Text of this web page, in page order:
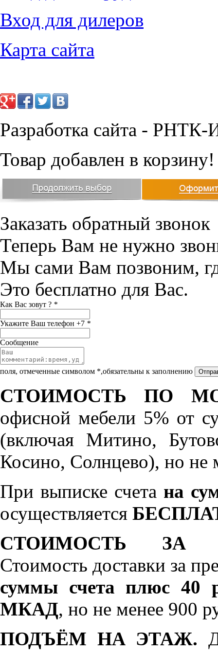
36302руб.
Вход для дилеров
Карта сайта
Разработка сайта - РНТК-
Товар добавлен в корзину!
Заказать обратный звонок
Теперь Вам не нужно
Мы сами Вам позвоним,
Это бесплатно для Вас.
Как Вас зовут ? *
Укажите Ваш телефон +7 *
Сообщение
поля, отмеченные символом *,обязательны к заполнению
СТОИМОСТЬ ПО
офисной мебели 5% от
(включая Митино,
Косино, Солнцево), но не
При выписке счета на
осуществляется
СТОИМОСТЬ ЗА
Стоимость доставки за
суммы счета плюс 40
МКАД, но не менее 900
ПОДЪЁМ НА ЭТАЖ.